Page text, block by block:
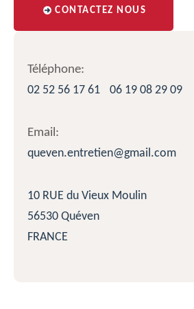
CONTACTEZ NOUS
Téléphone:
02 52 56 17 61
06 19 08 29 09
Email:
queven.entretien@gmail.com
10 RUE du Vieux Moulin
56530 Quéven
FRANCE